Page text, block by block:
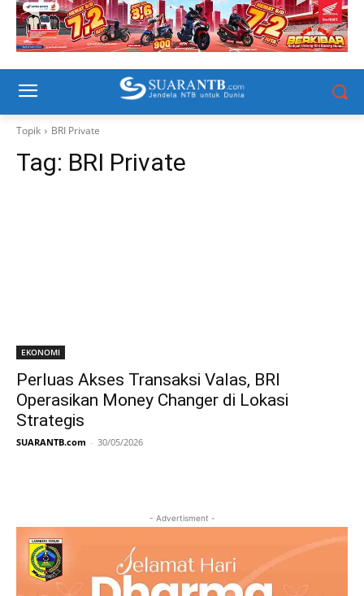
Topik BRI Private
Tag: BRI Private
EKONOMI
Perluas Akses Transaksi Valas, BRI
Operasikan Money Changer di Lokasi
Strategis
SUARANTB.com - 30/05/2026
- Advertisment -